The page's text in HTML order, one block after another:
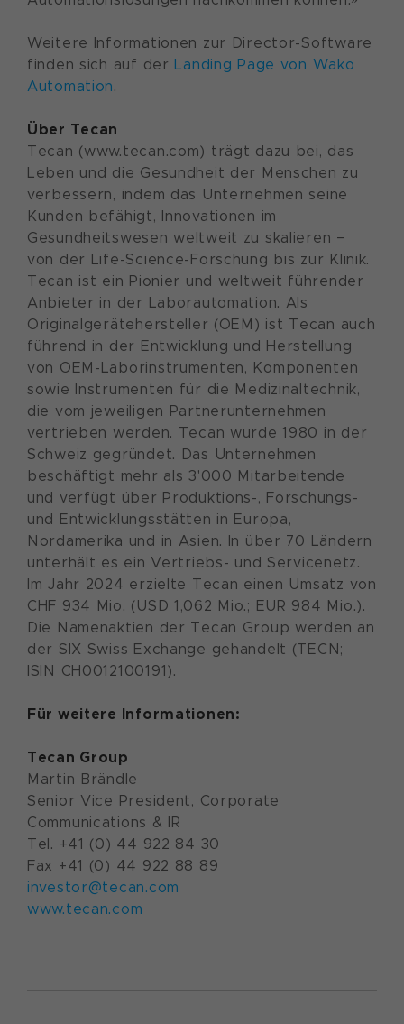
Weitere Informationen zur Director-Software
finden sich auf der Landing Page von Wako
Automation.
Über Tecan
Tecan (www.tecan.com) trägt dazu bei, das
Leben und die Gesundheit der Menschen zu
verbessern, indem das Unternehmen seine
Kunden befähigt, Innovationen im
Gesundheitswesen weltweit zu skalieren −
von der Life-Science-Forschung bis zur Klinik.
Tecan ist ein Pionier und weltweit führender
Anbieter in der Laborautomation. Als
Originalgerätehersteller (OEM) ist Tecan auch
führend in der Entwicklung und Herstellung
von OEM-Laborinstrumenten, Komponenten
sowie Instrumenten für die Medizinaltechnik,
die vom jeweiligen Partnerunternehmen
vertrieben werden. Tecan wurde 1980 in der
Schweiz gegründet. Das Unternehmen
beschäftigt mehr als 3'000 Mitarbeitende
und verfügt über Produktions-, Forschungs-
und Entwicklungsstätten in Europa,
Nordamerika und in Asien. In über 70 Ländern
unterhält es ein Vertriebs- und Servicenetz.
Im Jahr 2024 erzielte Tecan einen Umsatz von
CHF 934 Mio. (USD 1,062 Mio.; EUR 984 Mio.).
Die Namenaktien der Tecan Group werden an
der SIX Swiss Exchange gehandelt (TECN;
ISIN CH0012100191).
Für weitere Informationen:
Tecan Group
Martin Brändle
Senior Vice President, Corporate
Communications & IR
Tel. +41 (0) 44 922 84 30
Fax +41 (0) 44 922 88 89
investor@tecan.com
www.tecan.com